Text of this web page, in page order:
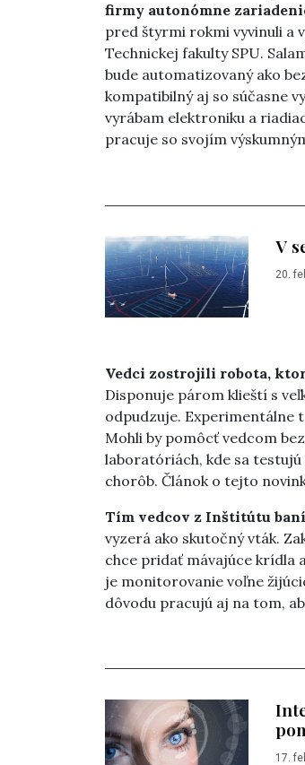
firmy autonómne
pred štyrmi rokmi vyvinuli a
Technickej fakulty SPU.
bude automatizovaný ako
kompatibilný aj so súčasne
vyrábam elektroniku a
pracuje so svojím
V
20.
Vedci zostrojili robota,
Disponuje párom klieští s
odpudzuje. Experimentálne
Mohli by pomôcť vedcom
laboratóriách, kde sa
chorôb. Článok o tejto
Tím vedcov z Inštitútu
vyzerá ako skutočný vták.
chce pridať mávajúce krídla
je monitorovanie voľne
dôvodu pracujú aj na tom,
17.